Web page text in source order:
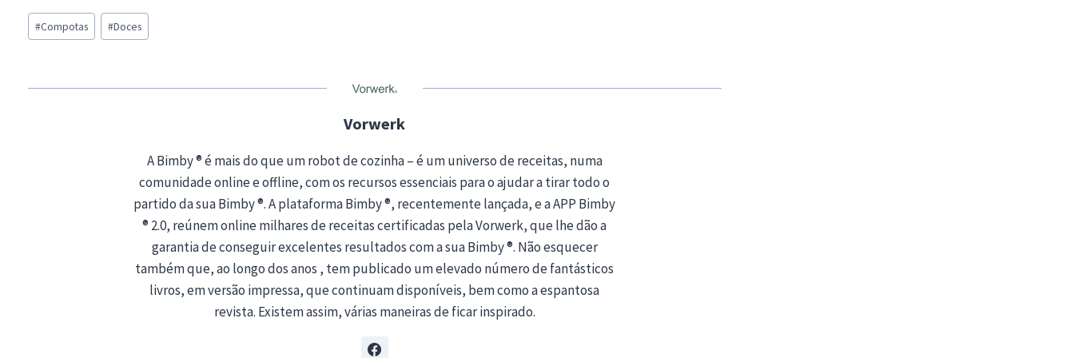
Post
Tags:
#Compotas #Doces
Vorwerk
A Bimby ® é mais do que um robot de cozinha – é um universo de receitas, numa
comunidade online e offline, com os recursos essenciais para o ajudar a tirar todo o
partido da sua Bimby ®. A plataforma Bimby ®, recentemente lançada, e a APP Bimby
® 2.0, reúnem online milhares de receitas certificadas pela Vorwerk, que lhe dão a
garantia de conseguir excelentes resultados com a sua Bimby ®. Não esquecer
também que, ao longo dos anos , tem publicado um elevado número de fantásticos
livros, em versão impressa, que continuam disponíveis, bem como a espantosa
revista. Existem assim, várias maneiras de ficar inspirado.